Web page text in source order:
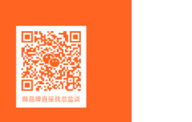
品牌全案｜番念番茄